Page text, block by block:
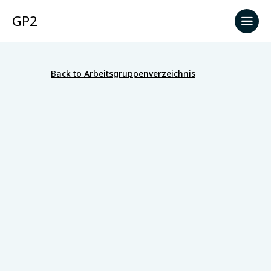
GP2
Back to Arbeitsgruppenverzeichnis